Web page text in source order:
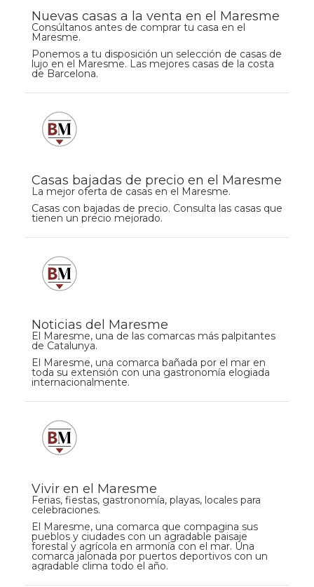
Nuevas casas a la venta en el Maresme
Consúltanos antes de comprar tu casa en el
Maresme.
Ponemos a tu disposición un selección de casas de
lujo en el Maresme. Las mejores casas de la costa
de Barcelona.
Casas bajadas de precio en el Maresme
La mejor oferta de casas en el Maresme.
Casas con bajadas de precio. Consulta las casas que
tienen un precio mejorado.
Noticias del Maresme
El Maresme, una de las comarcas más palpitantes
de Catalunya.
El Maresme, una comarca bañada por el mar en
toda su extensión con una gastronomía elogiada
internacionalmente.
Vivir en el Maresme
Ferias, fiestas, gastronomía, playas, locales para
celebraciones.
El Maresme, una comarca que compagina sus
pueblos y ciudades con un agradable paisaje
forestal y agrícola en armonía con el mar. Una
comarca jalonada por puertos deportivos con un
agradable clima todo el año.